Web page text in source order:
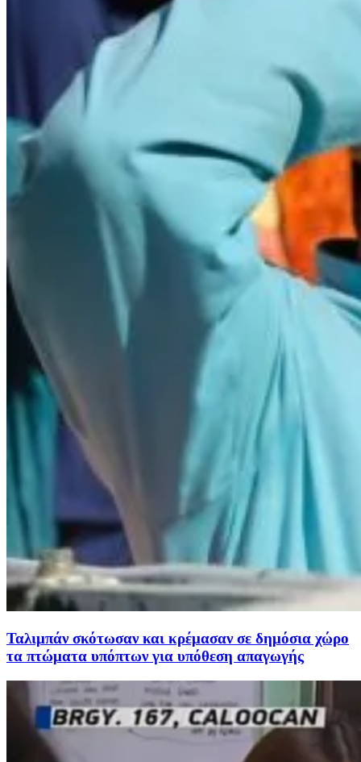
Ταλιμπάν σκότωσαν και κρέμασαν σε δημόσια χώρο
τα πτώματα υπόπτων για υπόθεση απαγωγής